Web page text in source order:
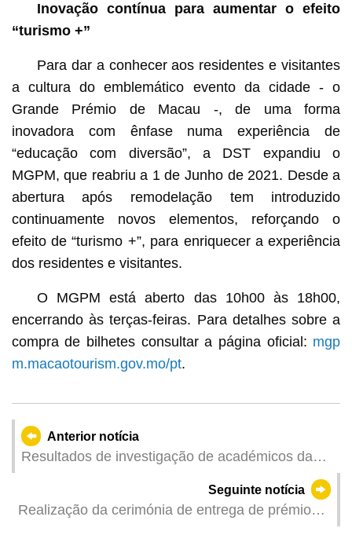
Inovação contínua para aumentar o efeito
“turismo +”
Para dar a conhecer aos residentes e visitantes
a cultura do emblemático evento da cidade - o
Grande Prémio de Macau -, de uma forma
inovadora com ênfase numa experiência de
“educação com diversão”, a DST expandiu o
MGPM, que reabriu a 1 de Junho de 2021. Desde a
abertura após remodelação tem introduzido
continuamente novos elementos, reforçando o
efeito de “turismo +”, para enriquecer a experiência
dos residentes e visitantes.
O MGPM está aberto das 10h00 às 18h00,
encerrando às terças-feiras. Para detalhes sobre a
compra de bilhetes consultar a página oficial: mgp
m.macaotourism.gov.mo/pt.
Anterior notícia
Resultados de investigação de académicos da
Seguinte notícia
Realização da cerimónia de entrega de prémios